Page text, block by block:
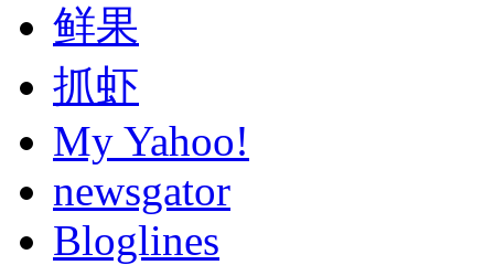
鲜果
抓虾
My Yahoo!
newsgator
Bloglines